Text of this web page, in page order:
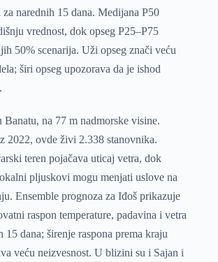
za narednih 15 dana. Medijana P50
vrednost, dok opseg P25–P75
50% scenarija. Uži opseg znači veću
širi opseg upozorava da je ishod
Banatu, na 77 m nadmorske visine.
2022, ovde živi 2.338 stanovnika.
teren pojačava uticaj vetra, dok
pljuskovi mogu menjati uslove na
Ensemble prognoza za Iđoš prikazuje
raspon temperature, padavina i vetra
15 dana; širenje raspona prema kraju
veću neizvesnost. U blizini su i Sajan i